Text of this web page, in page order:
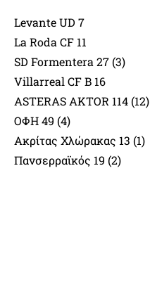
Levante UD 7
La Roda CF 11
SD Formentera 27 (3)
Villarreal CF B 16
ASTERAS AKTOR 114 (12)
ΟΦΗ 49 (4)
Ακρίτας Χλώρακας 13 (1)
Πανσερραϊκός 19 (2)